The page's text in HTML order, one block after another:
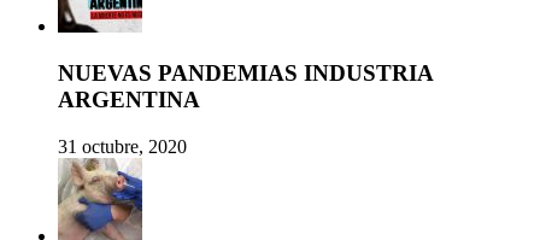
NUEVAS PANDEMIAS INDUSTRIA
ARGENTINA
31 octubre, 2020